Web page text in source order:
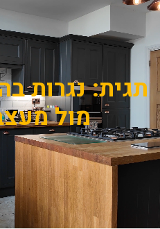
תגית:נגרות
מול